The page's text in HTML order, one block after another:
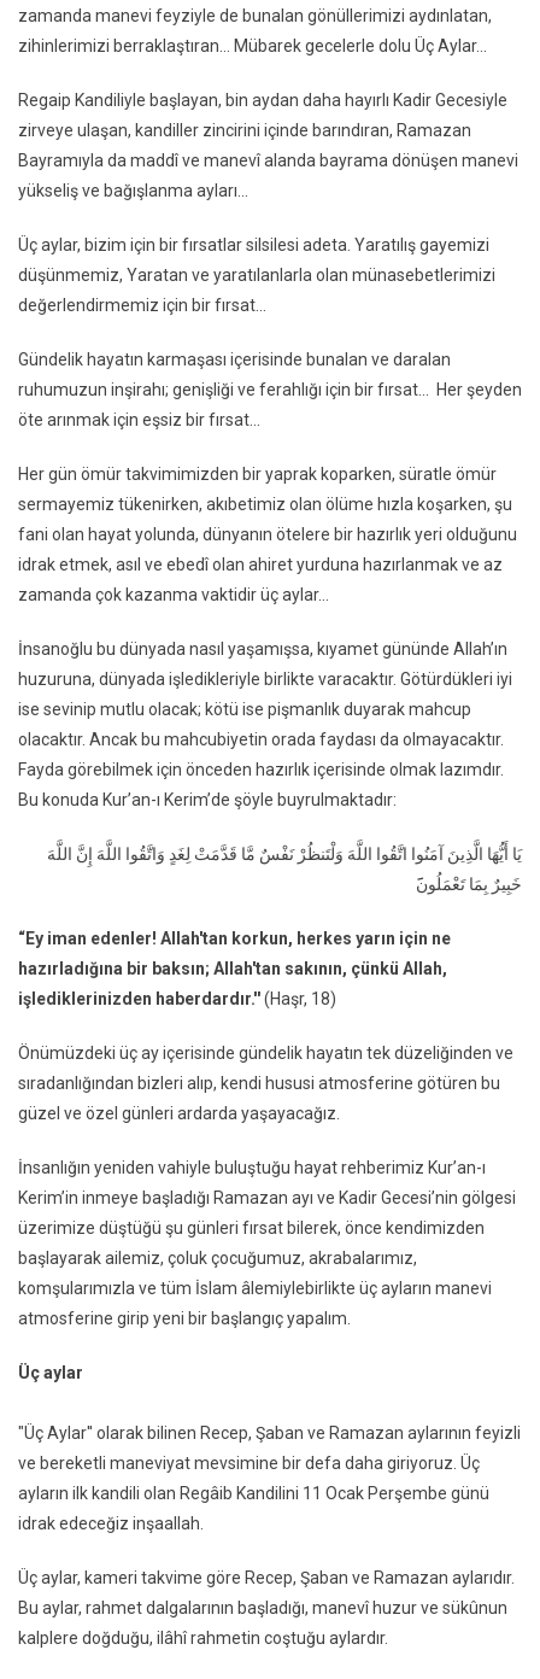
zamanda manevi feyziyle de bunalan gönüllerimizi aydınlatan,
zihinlerimizi berraklaştıran… Mübarek gecelerle dolu Üç Aylar…
Regaip Kandiliyle başlayan, bin aydan daha hayırlı Kadir Gecesiyle
zirveye ulaşan, kandiller zincirini içinde barındıran, Ramazan
Bayramıyla da maddî ve manevî alanda bayrama dönüşen manevi
yükseliş ve bağışlanma ayları…
Üç aylar, bizim için bir fırsatlar silsilesi adeta. Yaratılış gayemizi
düşünmemiz, Yaratan ve yaratılanlarla olan münasebetlerimizi
değerlendirmemiz için bir fırsat…
Gündelik hayatın karmaşası içerisinde bunalan ve daralan
ruhumuzun inşirahı; genişliği ve ferahlığı için bir fırsat... Her şeyden
öte arınmak için eşsiz bir fırsat...
Her gün ömür takvimimizden bir yaprak koparken, süratle ömür
sermayemiz tükenirken, akıbetimiz olan ölüme hızla koşarken, şu
fani olan hayat yolunda, dünyanın ötelere bir hazırlık yeri olduğunu
idrak etmek, asıl ve ebedî olan ahiret yurduna hazırlanmak ve az
zamanda çok kazanma vaktidir üç aylar…
İnsanoğlu bu dünyada nasıl yaşamışsa, kıyamet gününde Allah’ın
huzuruna, dünyada işledikleriyle birlikte varacaktır. Götürdükleri iyi
ise sevinip mutlu olacak; kötü ise pişmanlık duyarak mahcup
olacaktır. Ancak bu mahcubiyetin orada faydası da olmayacaktır.
Fayda görebilmek için önceden hazırlık içerisinde olmak lazımdır.
Bu konuda Kur’an-ı Kerim’de şöyle buyrulmaktadır:
يَا أَيُّهَا الَّذِينَ آمَنُوا اتَّقُوا اللَّهَ وَلْتَنظُرْ نَفْسٌ مَّا قَدَّمَتْ لِغَدٍ وَاتَّقُوا اللَّهَ إِنَّ اللَّهَ
خَبِيرٌ بِمَا تَعْمَلُون
“Ey iman edenler! Allah'tan korkun, herkes yarın için ne
hazırladığına bir baksın; Allah'tan sakının, çünkü Allah,
işlediklerinizden haberdardır.''(Haşr, 18)
Önümüzdeki üç ay içerisinde gündelik hayatın tek düzeliğinden ve
sıradanlığından bizleri alıp, kendi hususi atmosferine götüren bu
güzel ve özel günleri ardarda yaşayacağız.
İnsanlığın yeniden vahiyle buluştuğu hayat rehberimiz Kur’an-ı
Kerim’in inmeye başladığı Ramazan ayı ve Kadir Gecesi’nin gölgesi
üzerimize düştüğü şu günleri fırsat bilerek, önce kendimizden
başlayarak ailemiz, çoluk çocuğumuz, akrabalarımız,
komşularımızla ve tüm İslam âlemiylebirlikte üç ayların manevi
atmosferine girip yeni bir başlangıç yapalım.
Üç aylar
"Üç Aylar'' olarak bilinen Recep, Şaban ve Ramazan aylarının feyizli
ve bereketli maneviyat mevsimine bir defa daha giriyoruz. Üç
ayların ilk kandili olan Regâib Kandilini 11 Ocak Perşembe günü
idrak edeceğiz inşaallah.
Üç aylar, kameri takvime göre Recep, Şaban ve Ramazan aylarıdır.
Bu aylar, rahmet dalgalarının başladığı, manevî huzur ve sükûnun
kalplere doğduğu, ilâhî rahmetin coştuğu aylardır.